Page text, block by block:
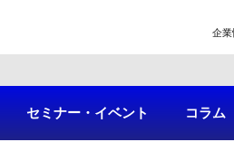
企業
セミナー・イベント コラム